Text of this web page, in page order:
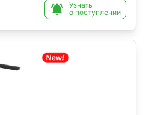

Узнать
о поступлении